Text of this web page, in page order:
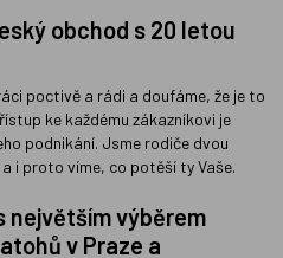
obchod s 20 letou
poctivě a rádi a doufáme, že je to
ke každému zákazníkovi je
podnikání. Jsme rodiče dvou
i proto víme, co potěší ty Vaše.
největším výběrem
v Praze a